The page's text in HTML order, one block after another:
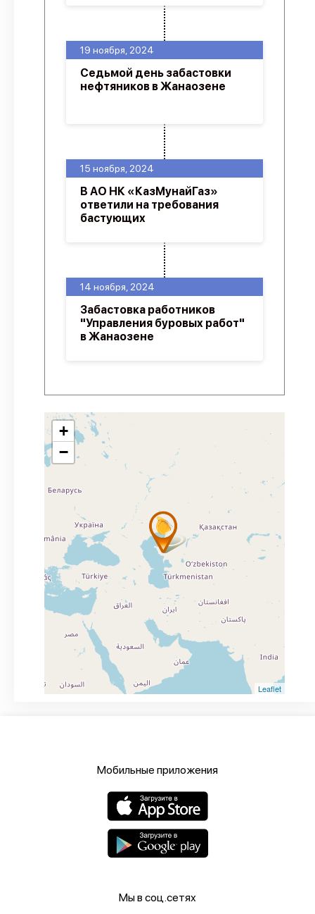
14 ноября, 2024
Забастовка работников
"Управления буровых работ"
в Жанаозене
15 ноября, 2024
В АО НК «КазМунайГаз»
ответили на требования
бастующих
19 ноября, 2024
Седьмой день забастовки
нефтяников в Жанаозене
+
−
Leaflet
Мобильные приложения
Мы в соц.сетях